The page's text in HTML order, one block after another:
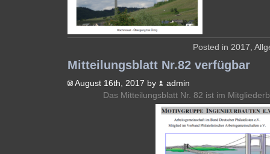
Posted in 2017
Mitteilungsblatt Nr.82 verfügbar
August 16th, 2017 by
admin
Das Mitteilungsblatt Nr. 82 ist im